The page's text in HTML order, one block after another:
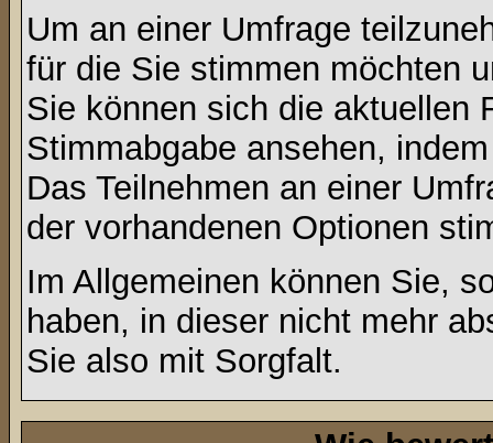
Um an einer Umfrage
für die Sie stimmen möchten
Sie können sich die aktuellen
Stimmabgabe ansehen,
Das Teilnehmen an einer
der vorhandenen Optionen
Im Allgemeinen können Sie,
haben, in dieser nicht mehr
Sie also mit Sorgfalt.